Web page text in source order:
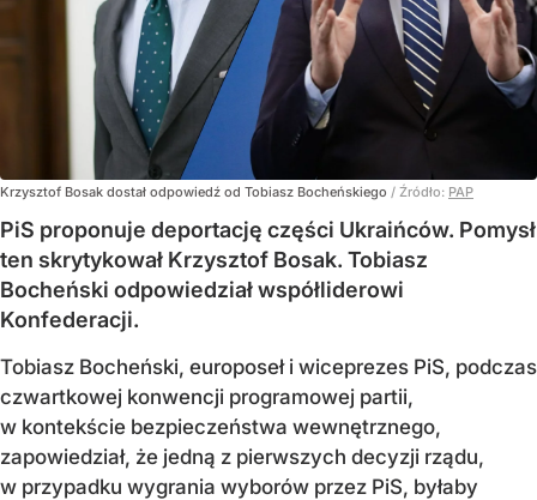
Krzysztof Bosak dostał odpowiedź od Tobiasz Bocheńskiego / Źródło: PAP
PiS proponuje deportację części Ukraińców. Pomysł
ten skrytykował Krzysztof Bosak. Tobiasz
Bocheński odpowiedział współliderowi
Konfederacji.
Tobiasz Bocheński, europoseł i wiceprezes PiS, podczas
czwartkowej konwencji programowej partii,
w kontekście bezpieczeństwa wewnętrznego,
zapowiedział, że jedną z pierwszych decyzji rządu,
w przypadku wygrania wyborów przez PiS, byłaby